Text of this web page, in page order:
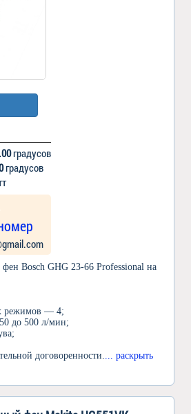
градусов
градусов
фен Bosch GHG 23-66 Professional на
режимов — 4;
до 500 л/мин;
договоренности.
... раскрыть